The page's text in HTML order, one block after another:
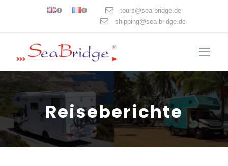
tours@sea-bridge.de
shipping@sea-bridge.de
Reiseberichte